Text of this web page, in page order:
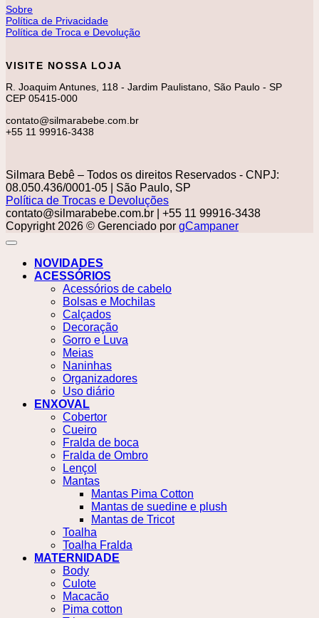
Sobre
Política de Privacidade
Política de Troca e Devolução
VISITE NOSSA LOJA
R. Joaquim Antunes, 118 - Jardim Paulistano, São Paulo - SP
CEP 05415-000
contato@silmarabebe.com.br
+55 11 99916-3438
Silmara Bebê – Todos os direitos Reservados - CNPJ:
08.050.436/0001-05 | São Paulo, SP
Política de Trocas e Devoluções
contato@silmarabebe.com.br | +55 11 99916-3438
Copyright 2026 © Gerenciado por gCampaner
NOVIDADES
ACESSÓRIOS
Acessórios de cabelo
Bolsas e Mochilas
Calçados
Decoração
Gorro e Luva
Meias
Naninhas
Organizadores
Uso diário
ENXOVAL
Cobertor
Cueiro
Fralda de boca
Fralda de Ombro
Lençol
Mantas
Mantas Pima Cotton
Mantas de suedine e plush
Mantas de Tricot
Toalha
Toalha Fralda
MATERNIDADE
Body
Culote
Macacão
Pima cotton